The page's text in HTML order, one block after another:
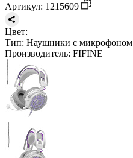
Артикул: 1215609
Цвет:
Тип: Наушники с микрофоном
Производитель: FIFINE